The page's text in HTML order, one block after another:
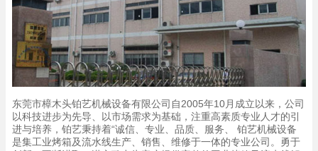
东莞市樟木头铂艺机械设备有限公司自2005年10月成立以来，公司
以科技进步为先导、以市场需求为基础，注重高素质专业人才的引
进与培养，铂艺秉持着“诚信、专业、品质、服务、 铂艺机械设备
是集工业烤箱及流水线生产、销售、维修于一体的专业公司。勇于